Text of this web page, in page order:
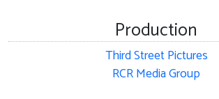
Production
Third Street Pictures
RCR Media Group